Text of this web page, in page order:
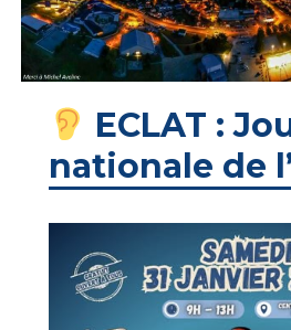
ECLAT :
nationale de